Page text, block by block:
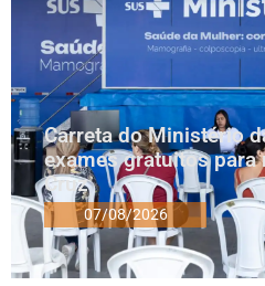
Carreta do Ministério
exames gratuitos para
Cruz
07/08/2026